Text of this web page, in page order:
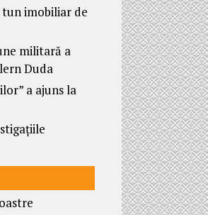
tun imobiliar de
militară a
Duda
a ajuns la